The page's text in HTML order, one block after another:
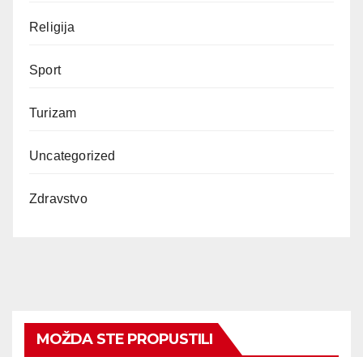
Religija
Sport
Turizam
Uncategorized
Zdravstvo
MOŽDA STE PROPUSTILI